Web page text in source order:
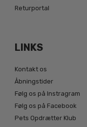
Returportal
LINKS
Kontakt os
Åbningstider
Følg os på Instragram
Følg os på Facebook
Pets Opdrætter Klub